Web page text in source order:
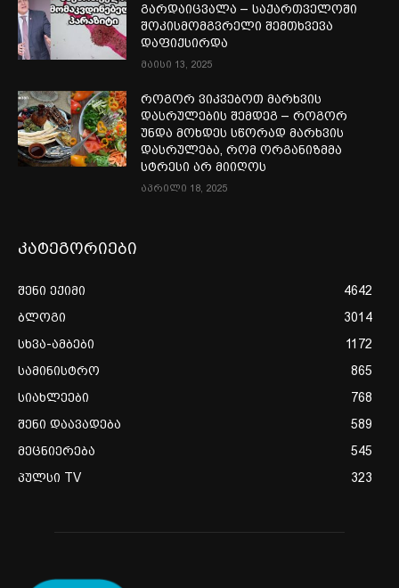
გარდაიცვალა – საქართველოში
შოკისმომგვრელი შემთხვევა
დაფიქსირდა
მაისი 13, 2025
როგორ ვიკვებოთ მარხვის
დასრულების შემდეგ – როგორ
უნდა მოხდეს სწორად მარხვის
დასრულება, რომ ორგანიზმმა
სტრესი არ მიიღოს
აპრილი 18, 2025
კატეგორიები
შენი ექიმი
4642
ბლოგი
3014
სხვა-ამბები
1172
სამინისტრო
865
სიახლეები
768
შენი დაავადება
589
მეცნიერება
545
პულსი TV
323